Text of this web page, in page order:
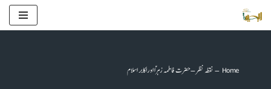
Skip
content
Home
–نقطہ نظر–حضرت فاطمہ زہراؑ اوراکابر اسلام